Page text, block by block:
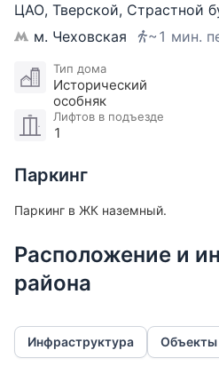
ЦАО, Тверской, Страстной
м. Чеховская
~1 мин.
Тип дома
Исторический
особняк
Лифтов в подъезде
1
Паркинг
Паркинг в ЖК наземный.
Расположение и
района
Инфраструктура